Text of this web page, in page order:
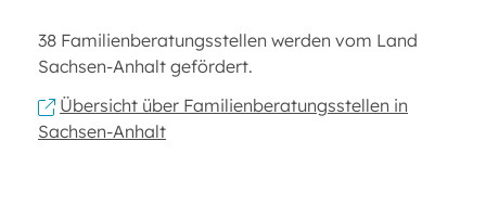
38 Familienberatungsstellen werden vom Land
Sachsen-Anhalt gefördert.
Übersicht über Familienberatungsstellen in
Sachsen-Anhalt